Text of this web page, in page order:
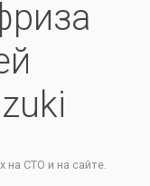
на СТО и на сайте.